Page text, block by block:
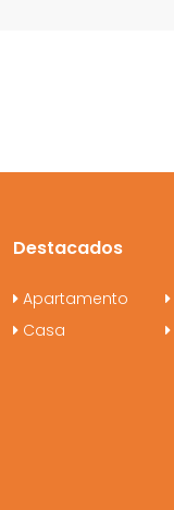
Destacados
Apartamento
Casa